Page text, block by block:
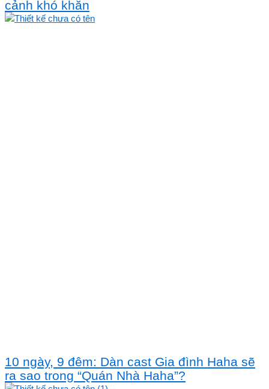
cảnh khó khăn
10 ngày, 9 đêm: Dàn cast Gia đình Haha sẽ
ra sao trong “Quán Nhà Haha”?